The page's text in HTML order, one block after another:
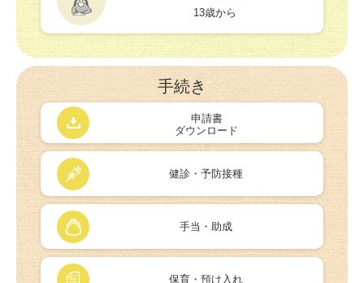
13歳から
手続き
申請書
ダウンロード
健診・予防接種
手当・助成
保育・預け入れ